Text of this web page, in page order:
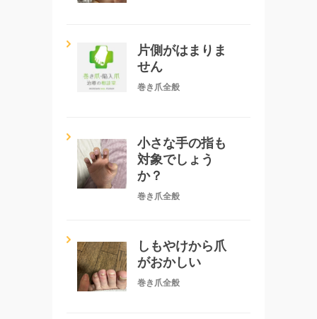
片側がはまりま
せん
巻き爪全般
小さな手の指も
対象でしょう
か？
巻き爪全般
しもやけから爪
がおかしい
巻き爪全般